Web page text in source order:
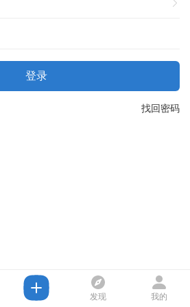
登录
找回密码
发现 我的